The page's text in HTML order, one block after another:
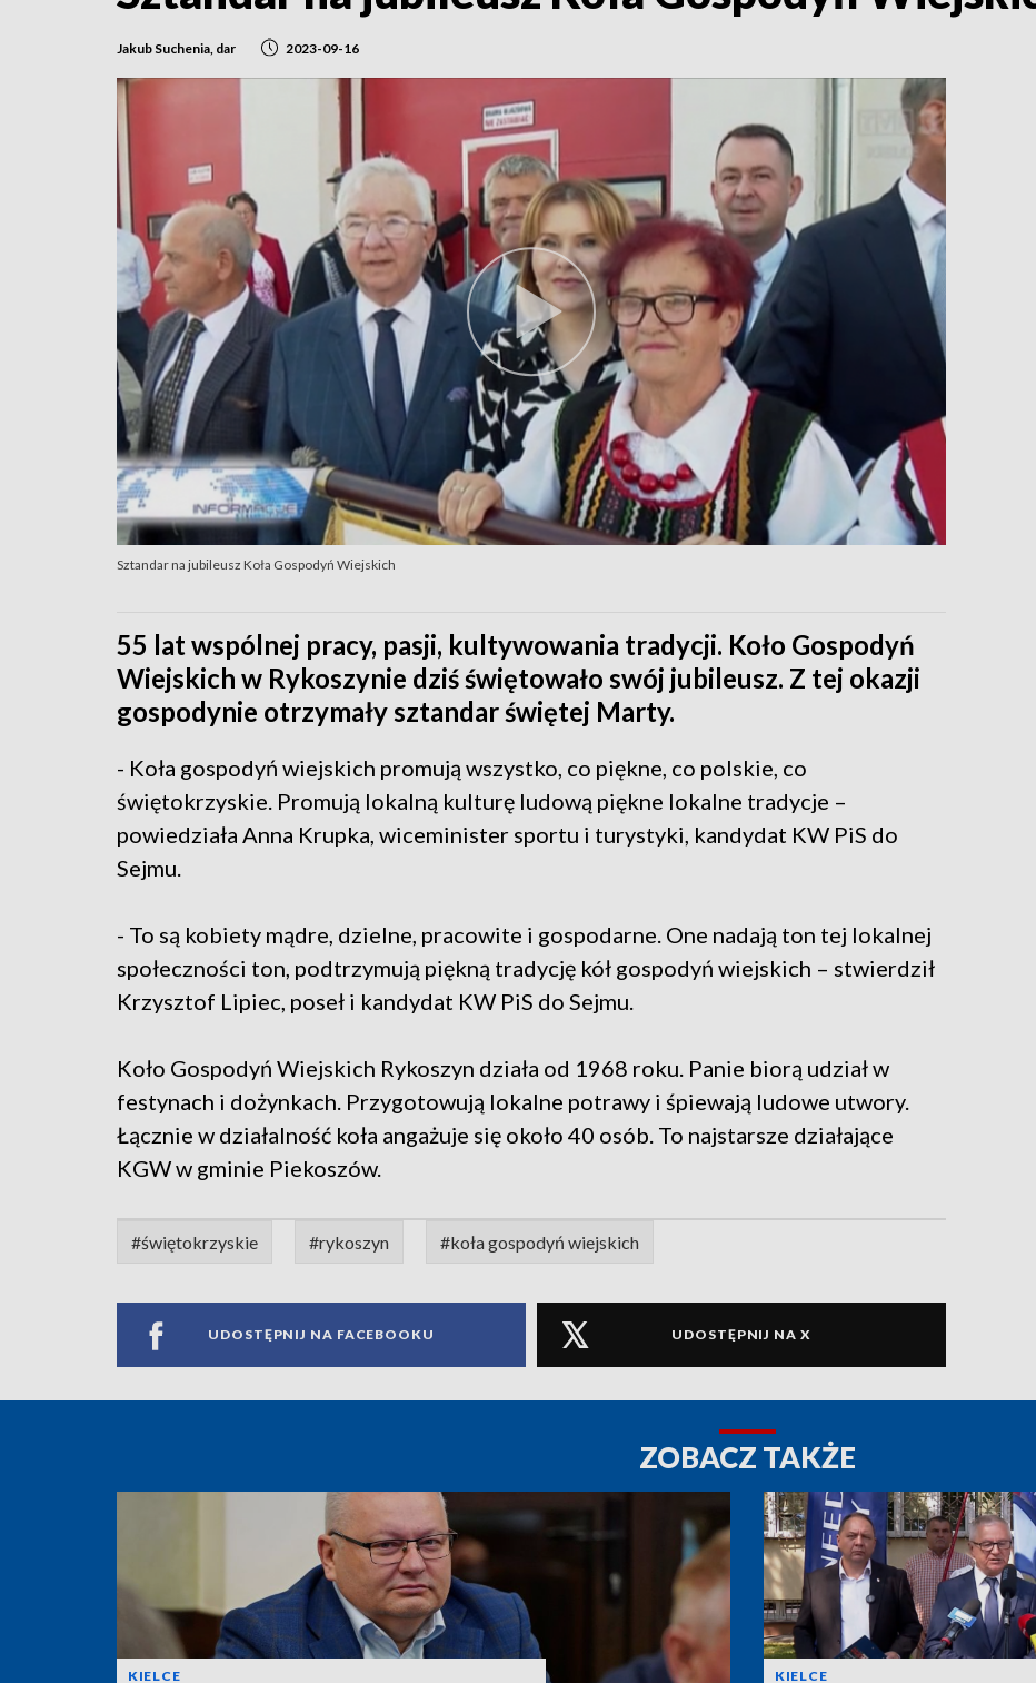
Jakub Suchenia, dar 2023-09-16
Sztandar na jubileusz Koła Gospodyń Wiejskich
55 lat wspólnej pracy, pasji, kultywowania tradycji. Koło Gospodyń
Wiejskich w Rykoszynie dziś świętowało swój jubileusz. Z tej okazji
gospodynie otrzymały sztandar świętej Marty.
- Koła gospodyń wiejskich promują wszystko, co piękne, co polskie, co
świętokrzyskie. Promują lokalną kulturę ludową piękne lokalne tradycje –
powiedziała Anna Krupka, wiceminister sportu i turystyki, kandydat KW PiS do
Sejmu.
- To są kobiety mądre, dzielne, pracowite i gospodarne. One nadają ton tej lokalnej
społeczności ton, podtrzymują piękną tradycję kół gospodyń wiejskich – stwierdził
Krzysztof Lipiec, poseł i kandydat KW PiS do Sejmu.
Koło Gospodyń Wiejskich Rykoszyn działa od 1968 roku. Panie biorą udział w
festynach i dożynkach. Przygotowują lokalne potrawy i śpiewają ludowe utwory.
Łącznie w działalność koła angażuje się około 40 osób. To najstarsze działające
KGW w gminie Piekoszów.
#świętokrzyskie #rykoszyn #koła gospodyń wiejskich
UDOSTĘPNIJ NA FACEBOOKU UDOSTĘPNIJ NA X
ZOBACZ TAKŻE
KIELCE KIELCE